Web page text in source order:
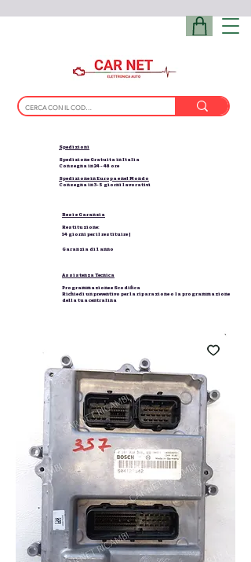
Spedizioni
Spedizione Gratuita in Italia
Consegna in 24 - 48 ore
Spedizione in Europa e nel Mondo
Consegna in 3-5 giorni lavorativi
Resi e Garanzia
Restituzione:
14 giorni per il restituire |
Garanzia di 1 anno
Assistenza Tecnica
Programmazione e Scodifica
Richiedi un preventivo per la riparazione o la programmazione
della tua centralina